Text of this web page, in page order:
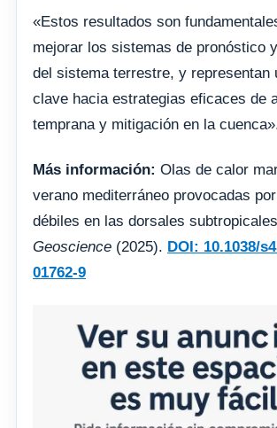
«Estos resultados son
mejorar los sistemas de pronóstico
del sistema terrestre, y representan
clave hacia estrategias eficaces de
temprana y mitigación en la
Más información: Olas de calor
verano mediterráneo provocadas
débiles en las dorsales
Geoscience (2025). DOI: 10.1038/
01762-9